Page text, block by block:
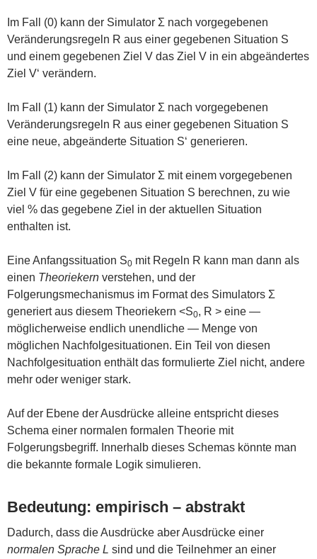
Im Fall (0) kann der Simulator Σ nach vorgegebenen
Veränderungsregeln R aus einer gegebenen Situation S
und einem gegebenen Ziel V das Ziel V in ein abgeändertes
Ziel V‘ verändern.
Im Fall (1) kann der Simulator Σ nach vorgegebenen
Veränderungsregeln R aus einer gegebenen Situation S
eine neue, abgeänderte Situation S‘ generieren.
Im Fall (2) kann der Simulator Σ mit einem vorgegebenen
Ziel V für eine gegebenen Situation S berechnen, zu wie
viel % das gegebene Ziel in der aktuellen Situation
enthalten ist.
Eine Anfangssituation S0 mit Regeln R kann man dann als
einen Theoriekern verstehen, und der
Folgerungsmechanismus im Format des Simulators Σ
generiert aus diesem Theoriekern <S0, R > eine —
möglicherweise endlich unendliche — Menge von
möglichen Nachfolgesituationen. Ein Teil von diesen
Nachfolgesituation enthält das formulierte Ziel nicht, andere
mehr oder weniger stark.
Auf der Ebene der Ausdrücke alleine entspricht dieses
Schema einer normalen formalen Theorie mit
Folgerungsbegriff. Innerhalb dieses Schemas könnte man
die bekannte formale Logik simulieren.
Bedeutung: empirisch – abstrakt
Dadurch, dass die Ausdrücke aber Ausdrücke einer
normalen Sprache L sind und die Teilnehmer an einer